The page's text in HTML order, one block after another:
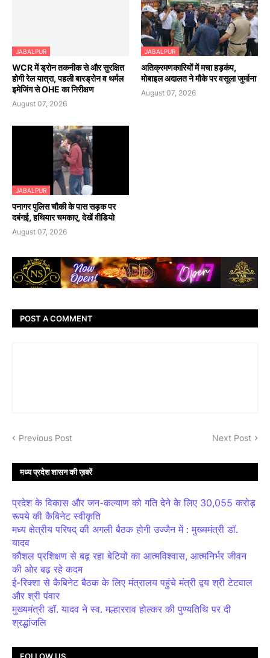
JABALPUR
WCR में ड्रोन तकनीक से और सुरक्षित
होगी रेल यात्रा, पहली बारड्रोन व थर्मल
इमेजिंग से OHE का निरीक्षण
August 07, 2026
JABALPUR
अतिक्रमणकारियों में मचा हड़कंप,
मोबाइल अदालत ने मौके पर वसूला जुर्माना
August 07, 2026
JABALPUR
पनागर पुलिस चौकी के पास सड़क पर
दबंगई, हथियार चमकाए, देखें वीडियो
August 07, 2026
POST A COMMENT
Previous Post Next Post
मध्य प्रदेश शासन की ख़बरें
प्रदेश के विकास और जन-कल्याण को गति देने के लिए 30,055 करोड़
रूपये की कैबिनेट स्वीकृति
मध्य क्षेत्रीय परिषद् की अगली बैठक होगी उज्जैन में : मुख्यमंत्री डॉ.
यादव
कौशल प्रशिक्षण से बढ़ रहा बेटियों का आत्मविश्वास, आत्मनिर्भर जीवन
की ओर बढ़ रहे कदम
ई-रिक्शा से कैबिनेट बैठक के लिए मंत्रालय पहुंचे मंत्री द्वय श्री टेटवाल
और श्री पंवार
मुख्यमंत्री डॉ. यादव ने स्व. मल्हारराव होल्कर की पुण्यतिथि पर दी
श्रद्धांजलि